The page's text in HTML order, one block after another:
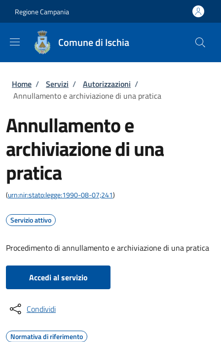
Regione Campania
Comune di Ischia
Briciole di pane
Home / Servizi / Autorizzazioni /
Annullamento e archiviazione di una pratica
Annullamento e
archiviazione di una
pratica
(urn:nir:stato:legge:1990-08-07;241)
Servizio attivo
Procedimento di annullamento e archiviazione di una pratica
Accedi al servizio
Condividi
Normativa di riferimento